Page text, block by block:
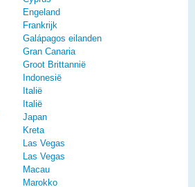
Engeland
Frankrijk
Galápagos eilanden
Gran Canaria
Groot Brittannië
Indonesië
Italië
Italië
Japan
Kreta
Las Vegas
Las Vegas
Macau
Marokko